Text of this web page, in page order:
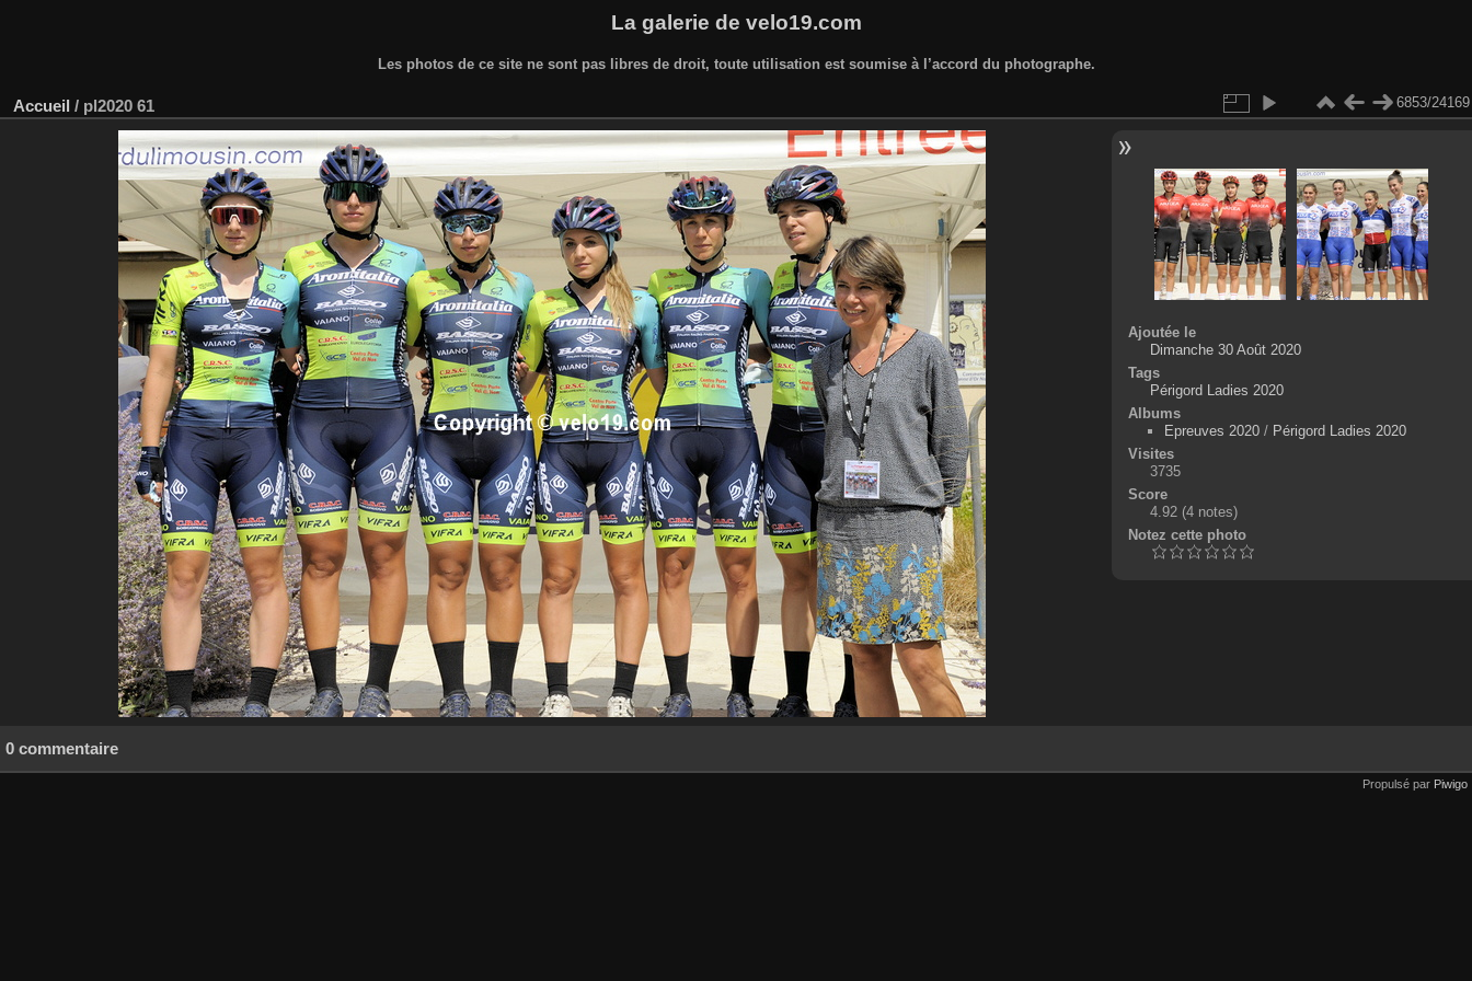
La galerie de velo19.com
Les photos de ce site ne sont pas libres de droit, toute utilisation est soumise à l’accord du photographe.
Accueil / pl2020 61 6853/24169
Ajoutée le
Dimanche 30 Août 2020
Tags
Périgord Ladies 2020
Albums
Epreuves 2020/ Périgord Ladies 2020
Visites
3735
Score
4.92 (4 notes)
Notez cette photo
0 commentaire
Propulsé par Piwigo